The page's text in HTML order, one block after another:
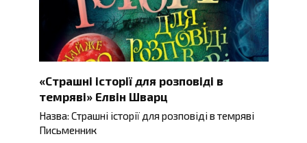
«Страшні історії для розповіді в
темряві» Елвін Шварц
Назва: Страшні історії для розповіді в темряві
Письменник